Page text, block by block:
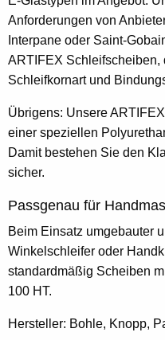
Anforderungen von
Interpane oder Saint-
ARTIFEX
Schleifkornart und
Übrigens: Unsere
einer speziellen
Damit bestehen Sie den
sicher.
Passgenau für
Beim Einsatz umgebauter
Winkelschleifer oder
standardmäßig Scheiben
100 HT.
Hersteller: Bohle, Knopp,